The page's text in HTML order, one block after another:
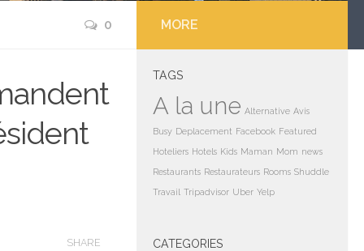
0
SHARE
MORE
TAGS
A la une Alternative Avis
Busy Deplacement Facebook Featured
Hoteliers Hotels Kids Maman Mom news
Restaurants Restaurateurs Rooms Shuddle
Travail Tripadvisor Uber Yelp
CATEGORIES